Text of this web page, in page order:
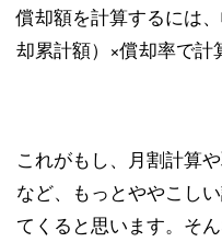
償却額を計算するには
却累計額）×償却率で計
これがもし、月割計算
など、もっとややこし
てくると思います。そ